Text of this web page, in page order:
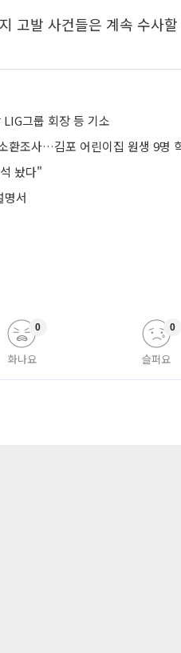
고발 사건들은 계속 수사
그룹 회장 등 기소
환조사…김포 어린이집 원생 9명
놨다"
명서
화나요
0
슬퍼요
0